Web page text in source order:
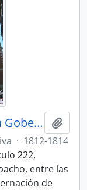
Secretaría del Despacho de la Gobernación de Ultramar
· 1812-1814
222,
entre las
de